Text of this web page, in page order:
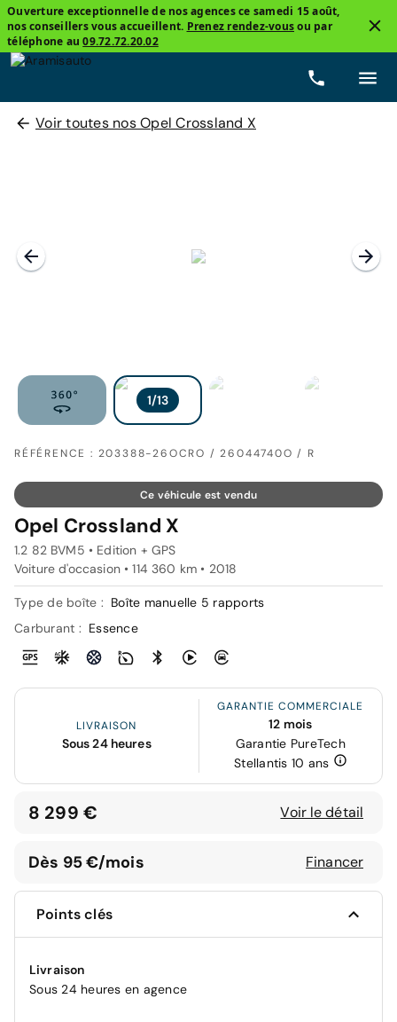
Ouverture exceptionnelle de nos agences ce samedi 15 août,
nos conseillers vous accueillent. Prenez rendez-vousou par
téléphone au09.72.72.20.02
Voir toutes nos Opel Crossland X
RÉFÉRENCE : 203388-26OCRO / 26044740O / R
Ce véhicule est vendu
Opel Crossland X
1.2 82 BVM5 • Edition + GPS
Voiture d'occasion • 114 360 km • 2018
Type de boîte : Boîte manuelle 5 rapports
Carburant : Essence
LIVRAISON
Sous 24 heures
GARANTIE COMMERCIALE
12 mois
Garantie PureTech
Stellantis 10 ans
8 299 € Voir le détail
Dès 95 €/mois Financer
Points clés
Livraison
Sous 24 heures en agence